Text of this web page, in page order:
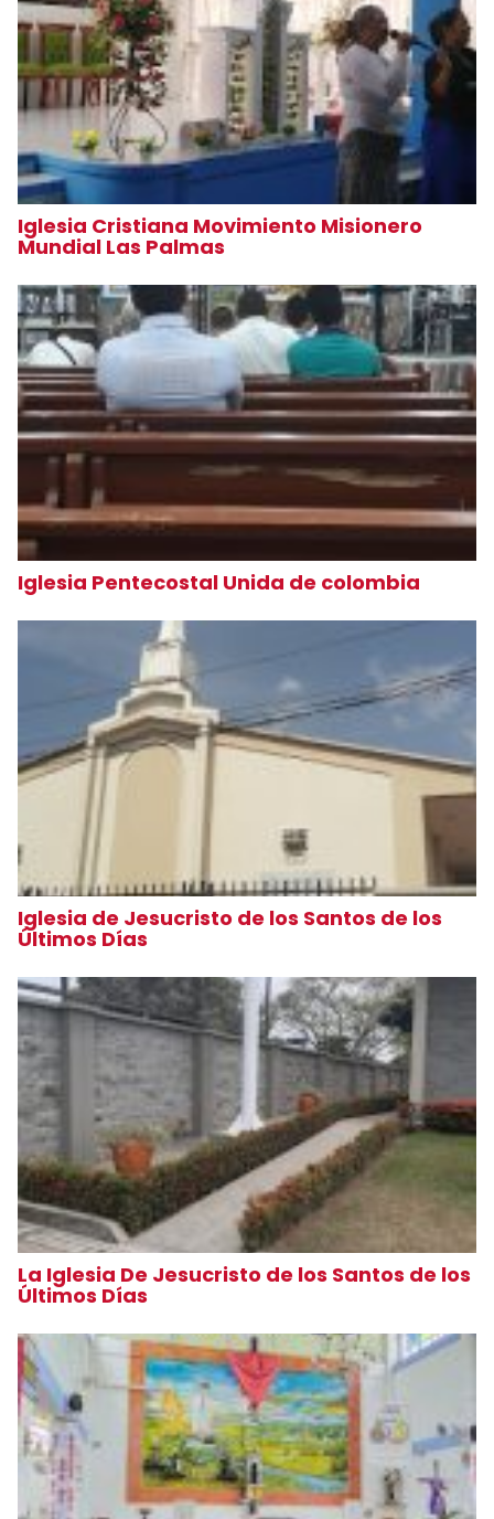
Iglesia Cristiana Movimiento Misionero
Mundial Las Palmas
Iglesia Pentecostal Unida de colombia
Iglesia de Jesucristo de los Santos de los
Últimos Días
La Iglesia De Jesucristo de los Santos de los
Últimos Días